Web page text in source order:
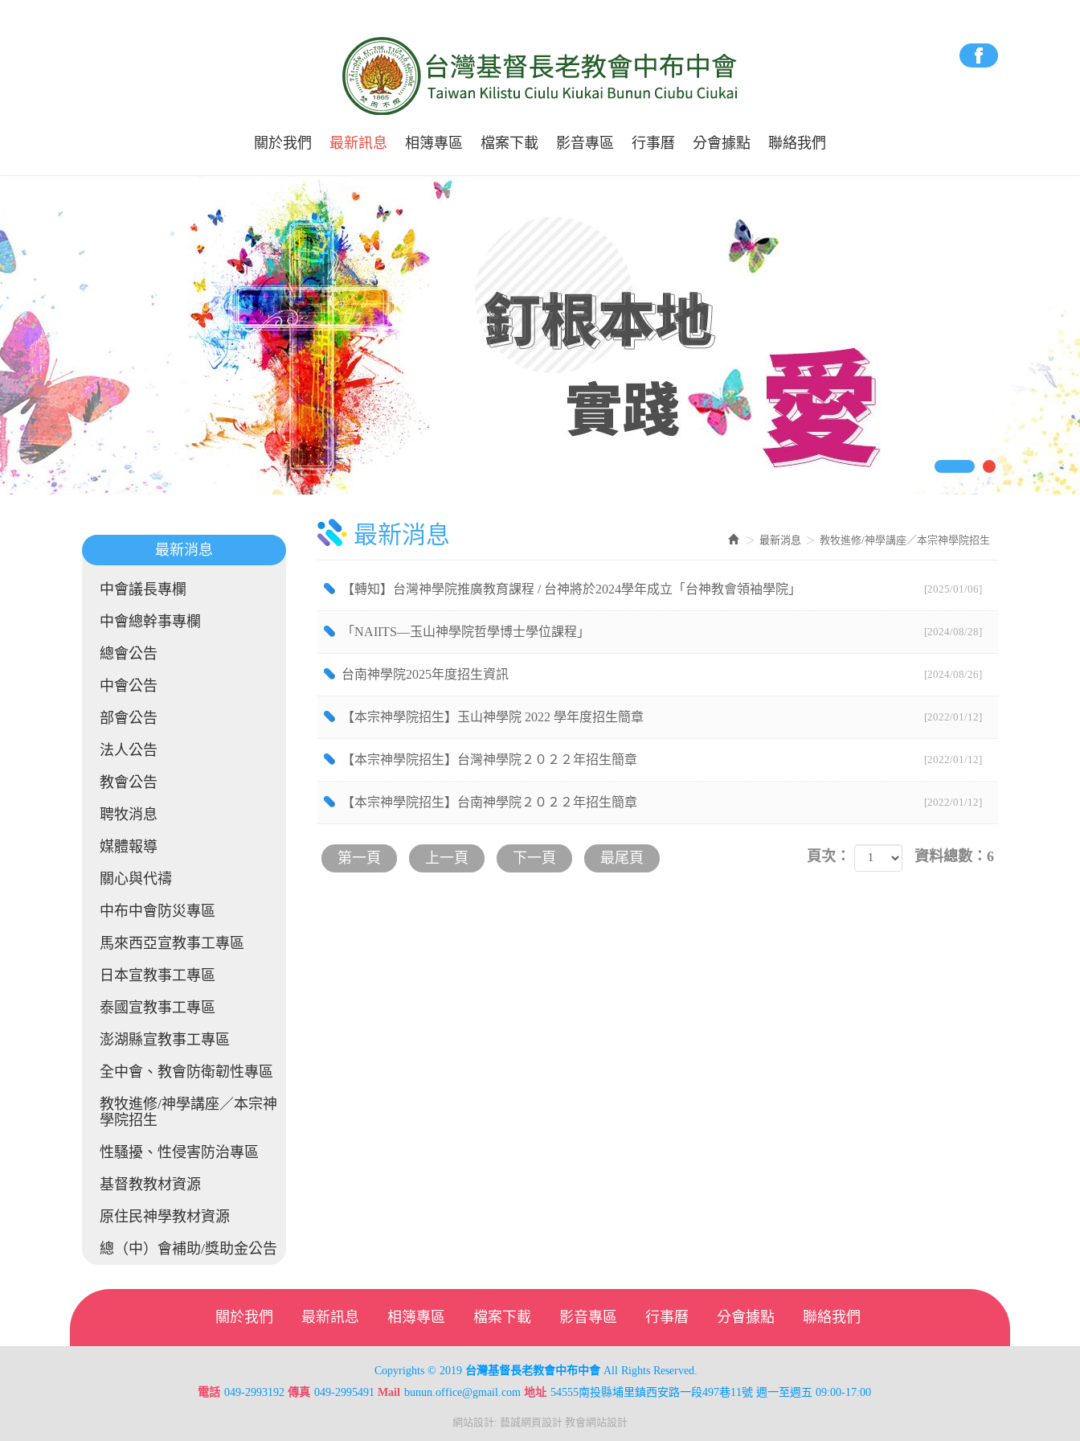
關於我們 最新訊息 相簿專區 檔案下載 影音專區 行事曆 分會據點 聯絡我們
最新消息
中會議長專欄
中會總幹事專欄
總會公告
中會公告
部會公告
法人公告
教會公告
聘牧消息
媒體報導
關心與代禱
中布中會防災專區
馬來西亞宣教事工專區
日本宣教事工專區
泰國宣教事工專區
澎湖縣宣教事工專區
全中會、教會防衛韌性專區
教牧進修/神學講座／本宗神
學院招生
性騷擾、性侵害防治專區
基督教教材資源
原住民神學教材資源
總（中）會補助/獎助金公告
最新消息 教牧進修/神學講座／本宗神學院招生
最新消息
【轉知】台灣神學院推廣教育課程 / 台神將於2024學年成立「台神教會領袖學院」 [2025/01/06]
「NAIITS—玉山神學院哲學博士學位課程」 [2024/08/28]
台南神學院2025年度招生資訊 [2024/08/26]
【本宗神學院招生】玉山神學院 2022 學年度招生簡章 [2022/01/12]
【本宗神學院招生】台灣神學院２０２２年招生簡章 [2022/01/12]
【本宗神學院招生】台南神學院２０２２年招生簡章 [2022/01/12]
第一頁 上一頁 下一頁 最尾頁 頁次： 資料總數：6
關於我們 最新訊息 相簿專區 檔案下載 影音專區 行事曆 分會據點 聯絡我們
Copyrights © 2019 台灣基督長老教會中布中會All Rights Reserved.
電話 049-2993192 傳真 049-2995491 Mail bunun.office@gmail.com 地址 54555南投縣埔里鎮西安路一段497巷11號 週一至週五 09:00-17:00
網站設計: 藝誠網頁設計 教會網站設計